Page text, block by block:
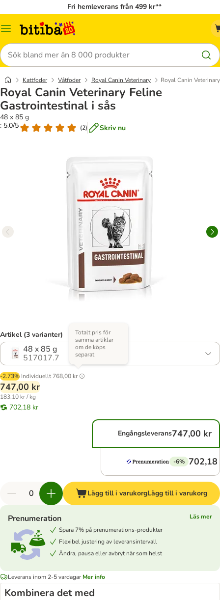
Fri hemleverans från 499 kr**
Meny
Sök
Kattfoder Våtfoder Royal Canin Veterinary Royal Canin
Royal Canin Veterinary Feline
Gastrointestinal i sås
48 x 85 g
: 5.0/5
(2) Skriv nu
Artikel (3 varianter)
48 x 85 g
517017.7
-2.73% Individuellt 768,00 kr
Totalt pris för
samma artiklar
om de köps
separat
747,00 kr
183,10 kr / kg
702,18 kr
Engångsleverans747,00 kr
-6% 702,18
Lägg till i varukorgLägg till i varukorg
Prenumeration
Läs mer
Spara 7% på prenumerations-produkter
Flexibel justering av leveransintervall
Ändra, pausa eller avbryt när som helst
Leverans inom 2-5 vardagar Mer info
Kombinera det med